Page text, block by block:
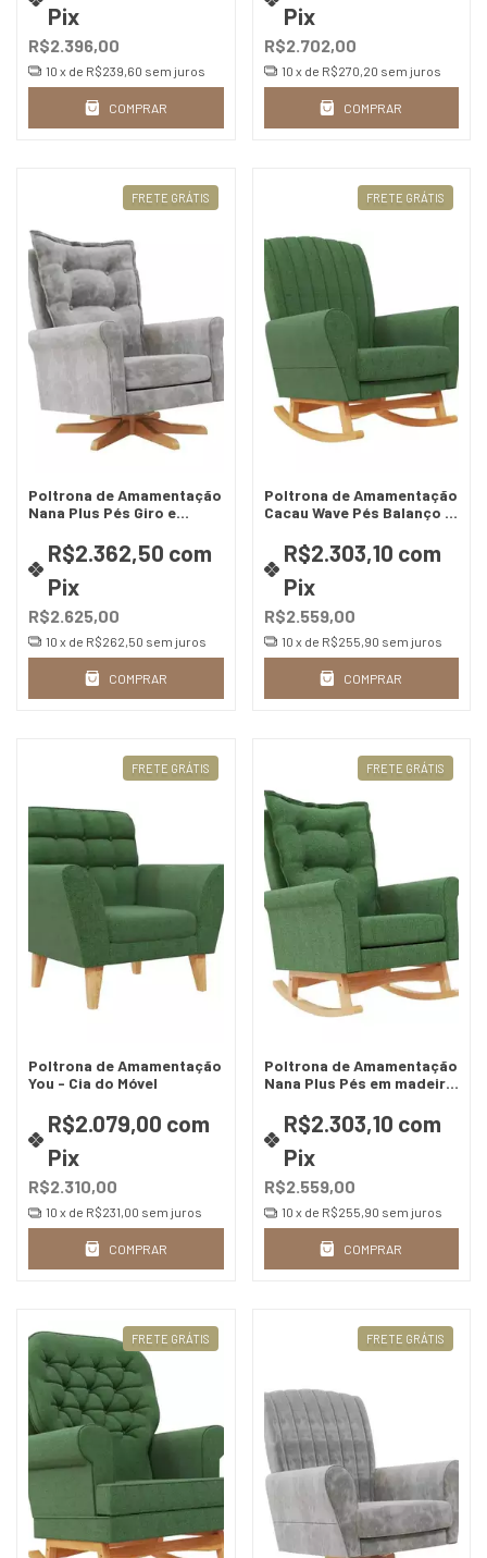
R$2.396,00
Pix
10 x de R$239,60 sem juros
COMPRAR
R$2.702,00
Pix
10 x de R$270,20 sem juros
COMPRAR
FRETE GRÁTIS
Poltrona de Amamentação
Nana Plus Pés Giro e
R$2.625,00
R$2.362,50 com
Pix
10 x de R$262,50 sem juros
COMPRAR
FRETE GRÁTIS
Poltrona de Amamentação
Cacau Wave Pés Balanço -
R$2.559,00
R$2.303,10 com
Pix
10 x de R$255,90 sem juros
COMPRAR
FRETE GRÁTIS
Poltrona de Amamentação
You - Cia do Móvel
R$2.310,00
R$2.079,00 com
Pix
10 x de R$231,00 sem juros
COMPRAR
FRETE GRÁTIS
Poltrona de Amamentação
Nana Plus Pés em madeira
R$2.559,00
R$2.303,10 com
Pix
10 x de R$255,90 sem juros
COMPRAR
FRETE GRÁTIS FRETE GRÁTIS